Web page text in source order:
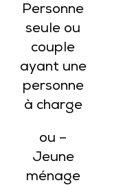
Personne
seule ou
couple
ayant une
personne
à charge
ou –
Jeune
ménage